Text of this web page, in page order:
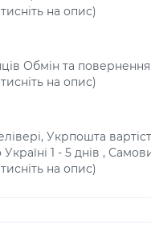
на опис)
Обмін та
на опис)
Укрпошта
1 - 5 днів ,
на опис)